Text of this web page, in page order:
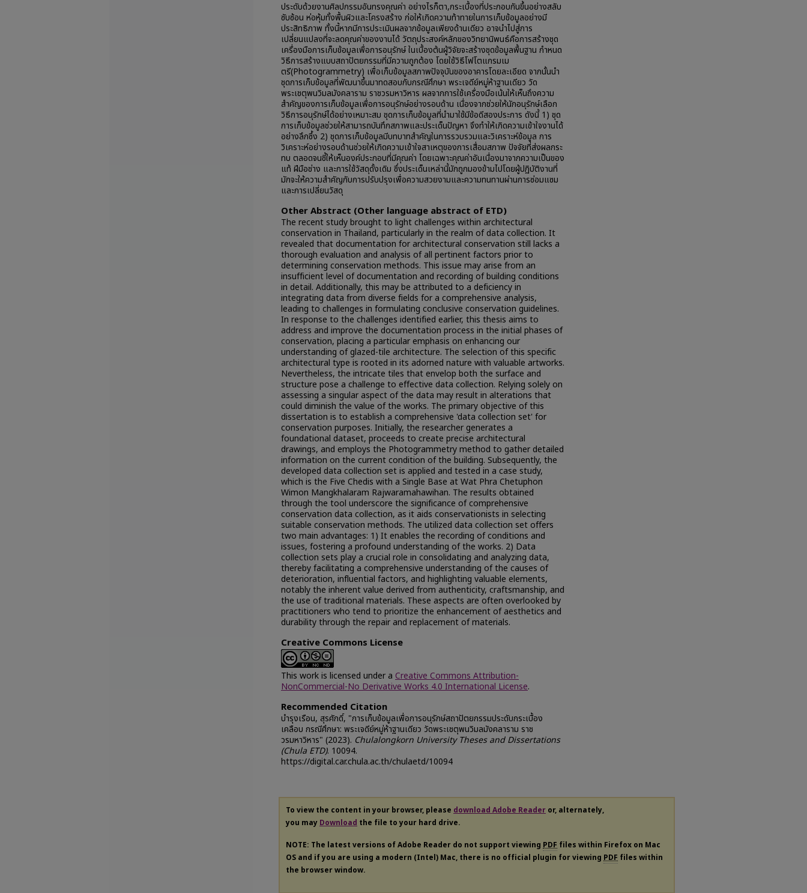
ประดับด้วยงานศิลปกรรมอันทรงคุณค่า อย่างไรก็ตา,กระเบื้องที่ประกอบกันขึ้นอย่างสลับ
ซับซ้อน ห่อหุ้มทั้งพื้นผิวและโครงสร้าง ก่อให้เกิดความท้าทายในการเก็บข้อมูลอย่างมี
ประสิทธิภาพ ทั้งนี้หากมีการประเมินผลจากข้อมูลเพียงด้านเดียว อาจนำไปสู่การ
เปลี่ยนแปลงที่จะลดคุณค่าของงานได้ วัตถุประสงค์หลักของวิทยานิพนธ์คือการสร้างชุด
เครื่องมือการเก็บข้อมูลเพื่อการอนุรักษ์ ในเบื้องต้นผู้วิจัยจะสร้างชุดข้อมูลพื้นฐาน กำหนด
วิธีการสร้างแบบสถาปัตยกรรมที่มีความถูกต้อง โดยใช้วิธีโฟโตแกรมเม
ตรี(Photogrammetry) เพื่อเก็บข้อมูลสภาพปัจจุบันของอาคารโดยละเอียด จากนั้นนํา
ชุดการเก็บข้อมูลที่พัฒนาขึ้นมาทดสอบกับกรณีศึกษา พระเจดีย์หมู่ห้าฐานเดียว วัด
พระเชตุพนวิมลมังคลาราม ราชวรมหาวิหาร ผลจากการใช้เครื่องมือเน้นให้เห็นถึงความ
สำคัญของการเก็บข้อมูลเพื่อการอนุรักษ์อย่างรอบด้าน เนื่องจากช่วยให้นักอนุรักษ์เลือก
วิธีการอนุรักษ์ได้อย่างเหมาะสม ชุดการเก็บข้อมูลที่นำมาใช้มีข้อดีสองประการ ดังนี้ 1) ชุด
การเก็บข้อมูลช่วยให้สามารถบันทึกสภาพและประเด็นปัญหา จึงทําให้เกิดความเข้าใจงานได้
อย่างลึกซึ้ง 2) ชุดการเก็บข้อมูลมีบทบาทสำคัญในการรวบรวมและวิเคราะห์ข้อมูล การ
วิเคราะห์อย่างรอบด้านช่วยให้เกิดความเข้าใจสาเหตุของการเสื่อมสภาพ ปัจจัยที่ส่งผลกระ
ทบ ตลอดจนชี้ให้เห็นองค์ประกอบที่มีคุณค่า โดยเฉพาะคุณค่าอันเนื่องมาจากความเป็นของ
แท้ ฝีมือช่าง และการใช้วัสดุดั้งเดิม ซึ่งประเด็นเหล่านี้มักถูกมองข้ามไปโดยผู้ปฏิบัติงานที่
มักจะให้ความสำคัญกับการปรับปรุงเพื่อความสวยงามและความทนทานผ่านการซ่อมแซม
และการเปลี่ยนวัสดุ
Other Abstract (Other language abstract of ETD)
The recent study brought to light challenges within architectural
conservation in Thailand, particularly in the realm of data collection. It
revealed that documentation for architectural conservation still lacks a
thorough evaluation and analysis of all pertinent factors prior to
determining conservation methods. This issue may arise from an
insufficient level of documentation and recording of building conditions
in detail. Additionally, this may be attributed to a deficiency in
integrating data from diverse fields for a comprehensive analysis,
leading to challenges in formulating conclusive conservation guidelines.
In response to the challenges identified earlier, this thesis aims to
address and improve the documentation process in the initial phases of
conservation, placing a particular emphasis on enhancing our
understanding of glazed-tile architecture. The selection of this specific
architectural type is rooted in its adorned nature with valuable artworks.
Nevertheless, the intricate tiles that envelop both the surface and
structure pose a challenge to effective data collection. Relying solely on
assessing a singular aspect of the data may result in alterations that
could diminish the value of the works. The primary objective of this
dissertation is to establish a comprehensive 'data collection set' for
conservation purposes. Initially, the researcher generates a
foundational dataset, proceeds to create precise architectural
drawings, and employs the Photogrammetry method to gather detailed
information on the current condition of the building. Subsequently, the
developed data collection set is applied and tested in a case study,
which is the Five Chedis with a Single Base at Wat Phra Chetuphon
Wimon Mangkhalaram Rajwaramahawihan. The results obtained
through the tool underscore the significance of comprehensive
conservation data collection, as it aids conservationists in selecting
suitable conservation methods. The utilized data collection set offers
two main advantages: 1) It enables the recording of conditions and
issues, fostering a profound understanding of the works. 2) Data
collection sets play a crucial role in consolidating and analyzing data,
thereby facilitating a comprehensive understanding of the causes of
deterioration, influential factors, and highlighting valuable elements,
notably the inherent value derived from authenticity, craftsmanship, and
the use of traditional materials. These aspects are often overlooked by
practitioners who tend to prioritize the enhancement of aesthetics and
durability through the repair and replacement of materials.
Creative Commons License
This work is licensed under a Creative Commons Attribution-
NonCommercial-No Derivative Works 4.0 International License.
Recommended Citation
บำรุงเรือน, สุรศักดิ์, "การเก็บข้อมูลเพื่อการอนุรักษ์สถาปัตยกรรมประดับกระเบื้อง
เคลือบ กรณีศึกษา: พระเจดีย์หมู่ห้าฐานเดียว วัดพระเชตุพนวิมลมังคลาราม ราช
วรมหาวิหาร" (2023). Chulalongkorn University Theses and Dissertations
(Chula ETD). 10094.
https://digital.car.chula.ac.th/chulaetd/10094
To view the content in your browser, please download Adobe Reader or, alternately,
you may Download the file to your hard drive.
NOTE: The latest versions of Adobe Reader do not support viewing PDF files within Firefox on Mac
OS and if you are using a modern (Intel) Mac, there is no official plugin for viewing PDF files within
the browser window.